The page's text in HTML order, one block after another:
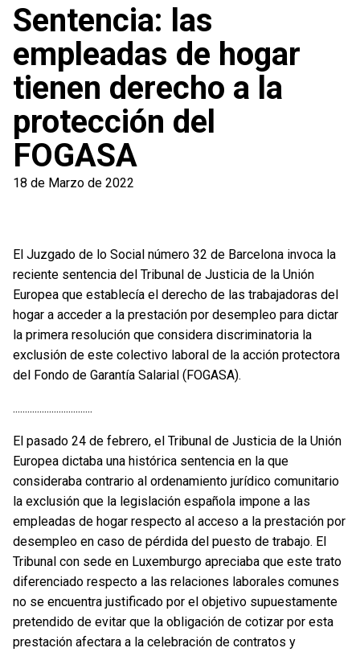
Sentencia: las
empleadas de hogar
tienen derecho a la
protección del
FOGASA
18 de Marzo de 2022
El Juzgado de lo Social número 32 de Barcelona invoca la
reciente sentencia del Tribunal de Justicia de la Unión
Europea que establecía el derecho de las trabajadoras del
hogar a acceder a la prestación por desempleo para dictar
la primera resolución que considera discriminatoria la
exclusión de este colectivo laboral de la acción protectora
del Fondo de Garantía Salarial (FOGASA).
.................................
El pasado 24 de febrero, el Tribunal de Justicia de la Unión
Europea dictaba una histórica sentencia en la que
consideraba contrario al ordenamiento jurídico comunitario
la exclusión que la legislación española impone a las
empleadas de hogar respecto al acceso a la prestación por
desempleo en caso de pérdida del puesto de trabajo. El
Tribunal con sede en Luxemburgo apreciaba que este trato
diferenciado respecto a las relaciones laborales comunes
no se encuentra justificado por el objetivo supuestamente
pretendido de evitar que la obligación de cotizar por esta
prestación afectara a la celebración de contratos y